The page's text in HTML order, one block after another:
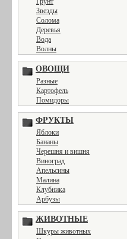
Звезды
Солома
Деревья
Вода
Волны
ОВОЩИ
Разные
Картофель
Помидоры
ФРУКТЫ
Яблоки
Бананы
Черешня и вишня
Виноград
Апельсины
Малина
Клубника
Арбузы
ЖИВОТНЫЕ
Шкуры животных